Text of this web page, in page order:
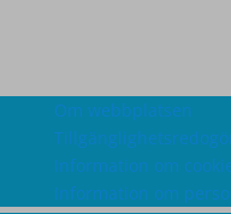
Om webbplatsen
Information om
Information om